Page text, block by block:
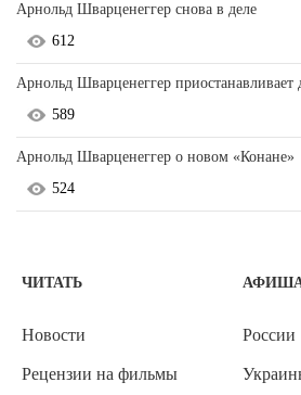
Арнольд Шварценеггер снова в деле
612
Арнольд Шварценеггер приостанавливает
589
Арнольд Шварценеггер о новом «Конане»
524
ЧИТАТЬ
Новости
Рецензии на фильмы
России